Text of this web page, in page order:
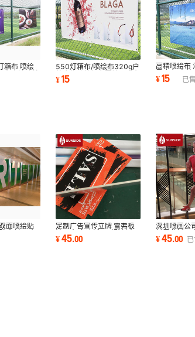
箱布 喷绘
布高清喷绘
550灯箱布/喷绘布320g户
外广告喷绘灯布围墙展示布
舞台搭设喷绘布
¥15
高精喷绘布
黑底布 户外
布520灯布
¥15 已售
面喷绘贴
水封口贴
定制广告宣传立牌 雪弗板
裱写真 安迪板异形雕刻人
型立牌广告
¥45.00
深圳喷画公
板雪弗板写
弗板立牌展
¥45.00